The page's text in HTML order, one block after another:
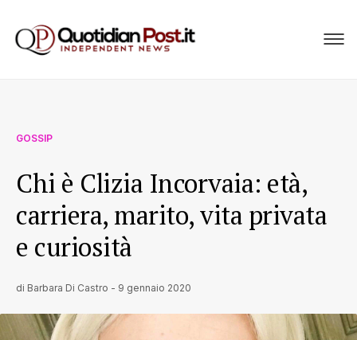
GOSSIP
Chi è Clizia Incorvaia: età,
carriera, marito, vita privata
e curiosità
di Barbara Di Castro - 9 gennaio 2020